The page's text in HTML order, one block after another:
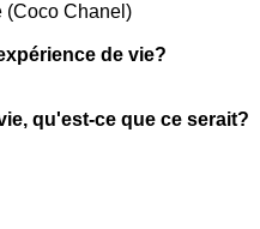
(Coco Chanel)
de vie?
qu'est-ce que ce serait?